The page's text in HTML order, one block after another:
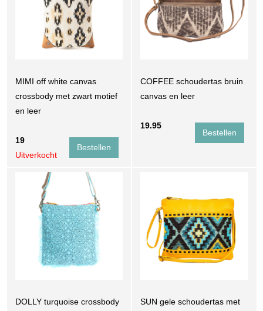
MIMI off white canvas
crossbody met zwart motief
en leer
19
Uitverkocht
COFFEE schoudertas bruin
canvas en leer
19.95
DOLLY turquoise crossbody
SUN gele schoudertas met